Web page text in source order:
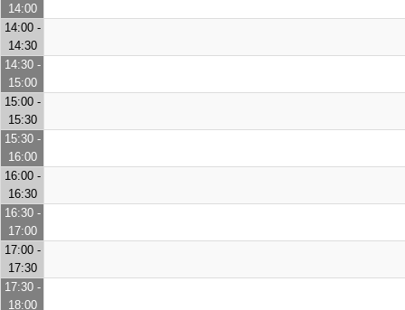
14:00
14:00 -
14:30
14:30 -
15:00
15:00 -
15:30
15:30 -
16:00
16:00 -
16:30
16:30 -
17:00
17:00 -
17:30
17:30 -
18:00